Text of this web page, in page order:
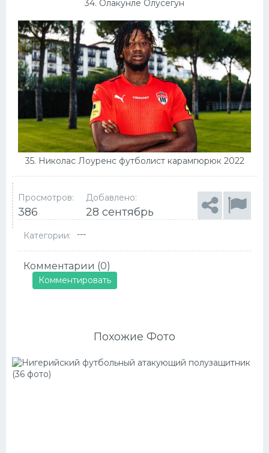
34. Олакунле Олусегун
35. Николас Лоуренс футболист карамгюрюк 2022
Просмотров:
386
Добавлено:
28 сентябрь
Категории: ---
Комментарии (0)
Комментировать
Похожие Фото